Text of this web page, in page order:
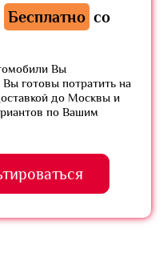
Бесплатно со
Вы
готовы потратить на
до Москвы и
по Вашим